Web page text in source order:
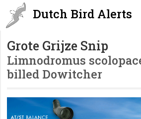
Dutch Bird Alerts
Grote Grijze Snip
Limnodromus
billed Dowitcher